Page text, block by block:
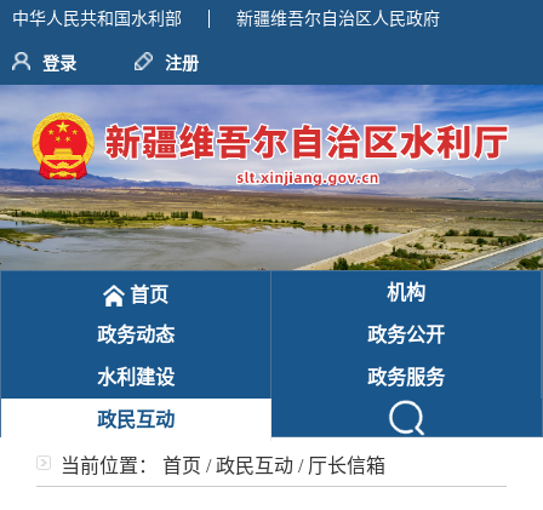
中华人民共和国水利部 新疆维吾尔自治区人民政府
登录 注册
首页 机构
政务动态 政务公开
水利建设 政务服务
政民互动
当前位置： 首页 /政民互动 / 厅长信箱